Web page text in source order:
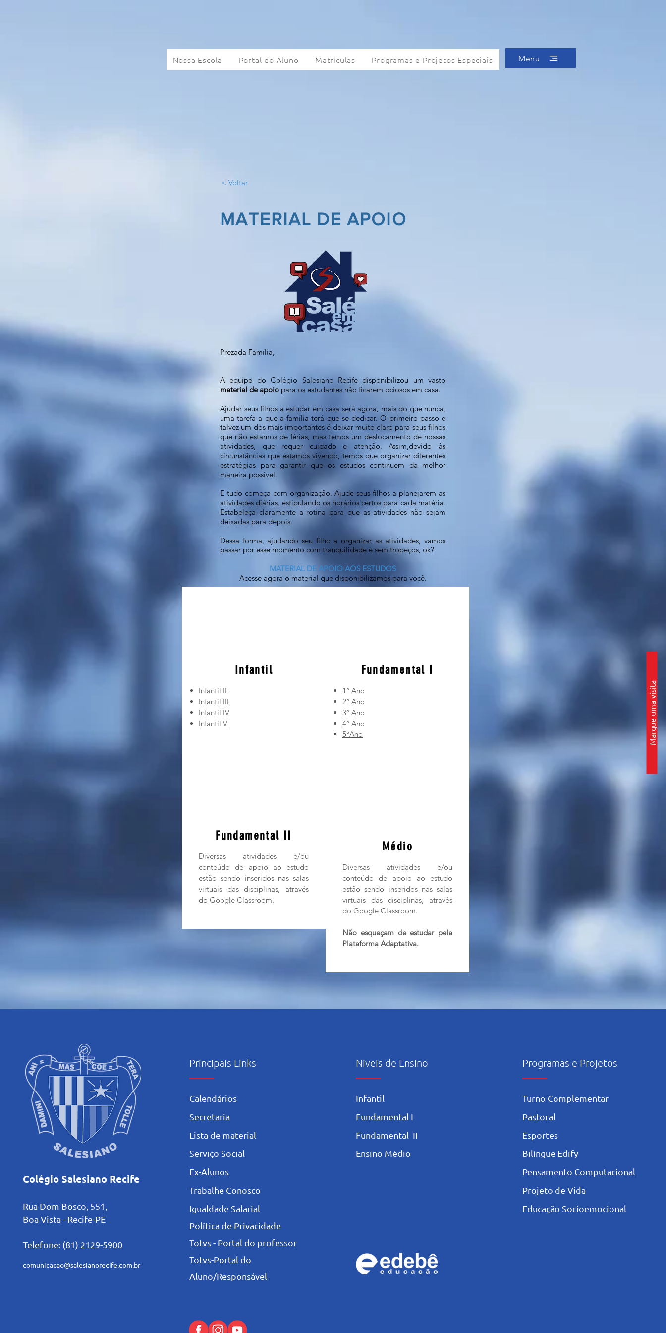
Nossa Escola Portal do Aluno Matrículas Programas e Projetos Especiais Menu
Marque uma visita
< Voltar
MATERIAL DE APOIO
Prezada Família,
A equipe do Colégio Salesiano Recife disponibilizou um vasto
material de apoio para os estudantes não ficarem ociosos em casa.
Ajudar seus filhos a estudar em casa será agora, mais do que nunca,
uma tarefa a que a família terá que se dedicar. O primeiro passo e
talvez um dos mais importantes é deixar muito claro para seus filhos
que não estamos de férias, mas temos um deslocamento de nossas
atividades, que requer cuidado e atenção. Assim,devido às
circunstâncias que estamos vivendo, temos que organizar diferentes
estratégias para garantir que os estudos continuem da melhor
maneira possível.
E tudo começa com organização. Ajude seus filhos a planejarem as
atividades diárias, estipulando os horários certos para cada matéria.
Estabeleça claramente a rotina para que as atividades não sejam
deixadas para depois.
Dessa forma, ajudando seu filho a organizar as atividades, vamos
passar por esse momento com tranquilidade e sem tropeços, ok?
MATERIAL DE APOIO AOS ESTUDOS
Acesse agora o material que disponibilizamos para você.
Infantil
Infantil II
Infantil III
Infantil IV
Infantil V
Fundamental II
Diversas atividades e/ou
conteúdo de apoio ao estudo
estão sendo inseridos nas salas
virtuais das disciplinas, através
do Google Classroom.
Fundamental I
1° Ano
2° Ano
3° Ano
4° Ano
5°Ano
Médio
Diversas atividades e/ou
conteúdo de apoio ao estudo
estão sendo inseridos nas salas
virtuais das disciplinas, através
do Google Classroom.
Não esqueçam de estudar pela
Plataforma Adaptativa.
Colégio Salesiano Recife
Rua Dom Bosco, 551,
Boa Vista - Recife-PE
Telefone: (81) 2129-5900
comunicacao@salesianorecife.com.br
Principais Links
Calendários
Secretaria
L ista de material
Serviço Social
Ex-Alunos
Trabalhe Conosco
Igualdade Salarial
Política de Privacidade
Totvs - Portal do professor
Totvs-Portal do
Aluno/Responsável
Niveis de Ensino
Infantil
Fundamental I
Fundamental II
Ensino Médio
Programas e Projetos
Turno Complementar
Pastoral
Esportes
Bilíngue Edify
Pensamento Computacional
Projeto de Vida
Educação Socioemocional